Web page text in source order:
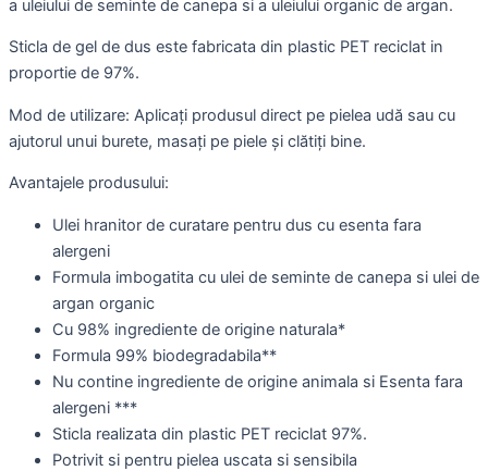
a uleiului de seminte de canepa si a uleiului organic de argan.
Sticla de gel de dus este fabricata din plastic PET reciclat in
proportie de 97%.
Mod de utilizare: Aplicați produsul direct pe pielea udă sau cu
ajutorul unui burete, masați pe piele și clătiți bine.
Avantajele produsului:
Ulei hranitor de curatare pentru dus cu esenta fara
alergeni
Formula imbogatita cu ulei de seminte de canepa si ulei de
argan organic
Cu 98% ingrediente de origine naturala*
Formula 99% biodegradabila**
Nu contine ingrediente de origine animala si Esenta fara
alergeni ***
Sticla realizata din plastic PET reciclat 97%.
Potrivit si pentru pielea uscata si sensibila